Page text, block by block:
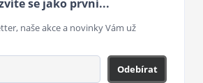
se jako první...
naše akce a novinky Vám už
Odebírat